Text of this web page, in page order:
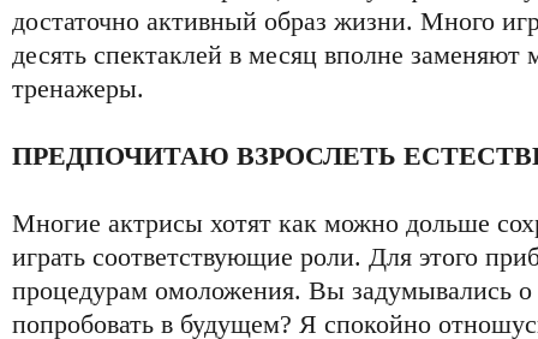
достаточно активный образ жизни. Много
десять спектаклей в месяц вполне
тренажеры.
ПРЕДПОЧИТАЮ ВЗРОСЛЕТЬ
Многие актрисы хотят как можно дольше
играть соответствующие роли. Для этого
процедурам омоложения. Вы задумывались
попробовать в будущем? Я спокойно